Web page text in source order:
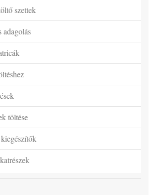
szettek
adagolás
töltése